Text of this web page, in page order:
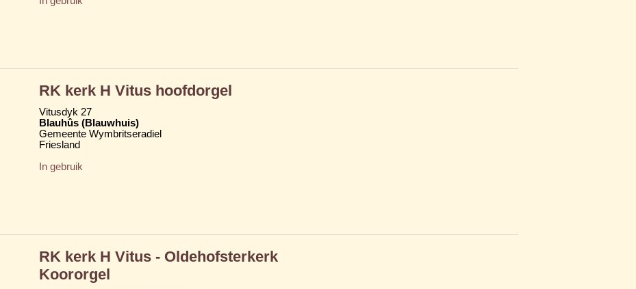
RK kerk H Vitus hoofdorgel
Vitusdyk 27
Blauhûs (Blauwhuis)
Gemeente Wymbritseradiel
Friesland
In gebruik
RK kerk H Vitus - Oldehofsterkerk
Koororgel